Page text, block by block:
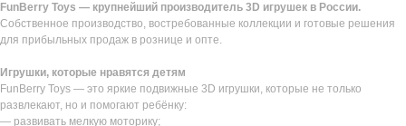
FunBerry Toys — крупнейший производитель 3D игрушек в России.
Собственное производство, востребованные коллекции и готовые решения
для прибыльных продаж в рознице и опте.
Игрушки, которые нравятся детям
FunBerry Toys — это яркие подвижные 3D игрушки, которые не только
развлекают, но и помогают ребёнку:
— развивать мелкую моторику;